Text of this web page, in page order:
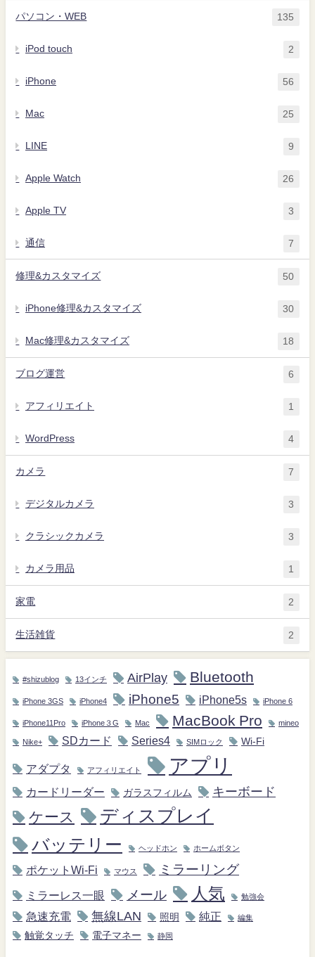
パソコン・WEB 135
iPod touch 2
iPhone 56
Mac 25
LINE 9
Apple Watch 26
Apple TV 3
通信 7
修理&カスタマイズ 50
iPhone修理&カスタマイズ 30
Mac修理&カスタマイズ 18
ブログ運営 6
アフィリエイト 1
WordPress 4
カメラ 7
デジタルカメラ 3
クラシックカメラ 3
カメラ用品 1
家電 2
生活雑貨 2
#shizublog 13インチ AirPlay Bluetooth
iPhone 3GS iPhone4 iPhone5 iPhone5s iPhone 6
iPhone11Pro iPhone３G Mac MacBook Pro mineo
Nike+ SDカード Series4 SIMロック Wi-Fi
アダプタ アフィリエイト アプリ
カードリーダー ガラスフィルム キーボード
ケース
ディスプレイ
バッテリー
ヘッドホン ホームボタン
ポケットWi-Fi マウス ミラーリング
ミラーレス一眼 メール 人気 勉強会
急速充電 無線LAN 照明 純正 編集
触覚タッチ 電子マネー 静岡